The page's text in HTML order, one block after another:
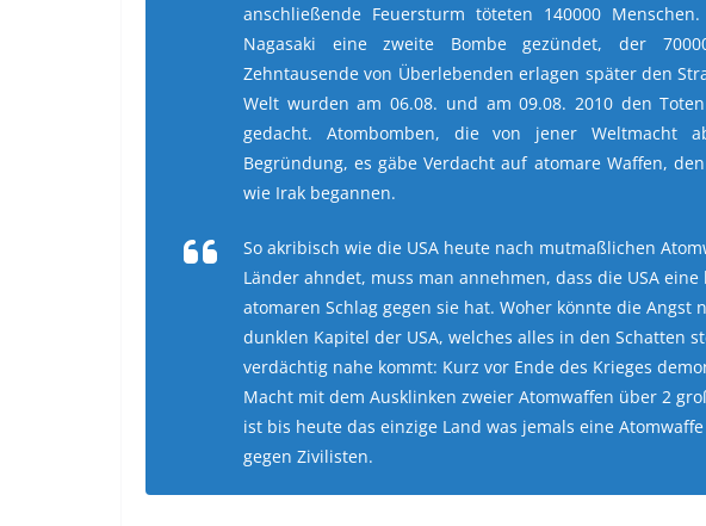
anschließende Feuersturm töteten 140000
Nagasaki eine zweite Bombe gezündet, der
Zehntausende von Überlebenden erlagen später den
Welt wurden am 06.08. und am 09.08. 2010 den
gedacht. Atombomben, die von jener Weltmacht
Begründung, es gäbe Verdacht auf atomare Waffen,
wie Irak begannen.
So akribisch wie die USA heute nach mutmaßlichen
Länder ahndet, muss man annehmen, dass die USA
atomaren Schlag gegen sie hat. Woher könnte die Angst
dunklen Kapitel der USA, welches alles in den Schatten
verdächtig nahe kommt: Kurz vor Ende des Krieges
Macht mit dem Ausklinken zweier Atomwaffen über 2
ist bis heute das einzige Land was jemals eine
gegen Zivilisten.